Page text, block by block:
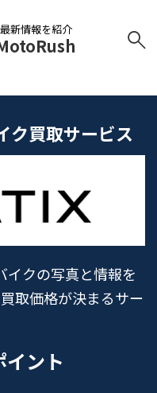
新情報を紹介
ク買取サービス
イクの写真と情報を
取価格が決まるサー
ント